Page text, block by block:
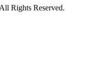
Rights Reserved.